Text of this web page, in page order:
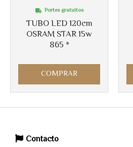
TUBO LED 120cm
OSRAM STAR 15w
865 *
Portes gratuitos
COMPRAR
Contacto